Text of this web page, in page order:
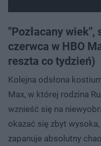
"Pozłacany
czerwca w HBO
reszta co tydzień)
Kolejna odsłona
Max, w której rodzina
wznieść się na
okazać się zbyt
zapanuje absolutny